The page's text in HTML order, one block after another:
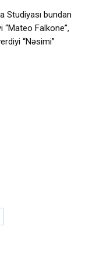
Studiyası bundan
“Mateo Falkone”,
“Nəsimi”